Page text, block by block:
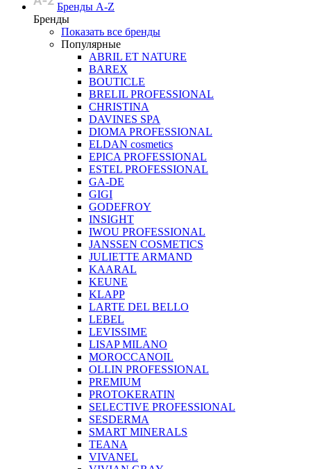
Бренды A-Z
Бренды
Показать все бренды
Популярные
ABRIL ET NATURE
BAREX
BOUTICLE
BRELIL PROFESSIONAL
CHRISTINA
DAVINES SPA
DIOMA PROFESSIONAL
ELDAN cosmetics
EPICA PROFESSIONAL
ESTEL PROFESSIONAL
GA-DE
GIGI
GODEFROY
INSIGHT
IWOU PROFESSIONAL
JANSSEN COSMETICS
JULIETTE ARMAND
KAARAL
KEUNE
KLAPP
LARTE DEL BELLO
LEBEL
LEVISSIME
LISAP MILANO
MOROCCANOIL
OLLIN PROFESSIONAL
PREMIUM
PROTOKERATIN
SELECTIVE PROFESSIONAL
SESDERMA
SMART MINERALS
TEANA
VIVANEL